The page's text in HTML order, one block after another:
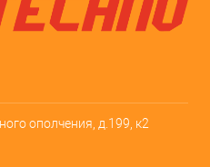
ополчения, д.199, к2